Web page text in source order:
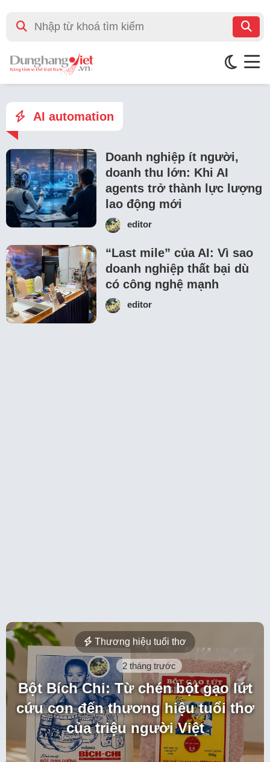
AI automation
Doanh nghiệp ít người,
doanh thu lớn: Khi AI
agents trở thành lực lượng
lao động mới
editor
“Last mile” của AI: Vì sao
doanh nghiệp thất bại dù
có công nghệ mạnh
editor
Thương hiệu tuổi thơ
2 tháng trước
Bột Bích Chi: Từ chén bột gạo lứt
cứu con đến thương hiệu tuổi thơ
của triệu người Việt